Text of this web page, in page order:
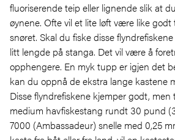
fluoriserende teip eller lignende slik at
øynene. Ofte vil et lite løft være like
snøret. Skal du fiske disse
litt lengde på stanga. Det vil være å
opphengere. En myk tupp er igjen det
kan du oppnå de ekstra lange
Disse flyndrefiskene kjemper godt,
medium havfiskestang rundt 30 pund
7000 (Ambassadeur) snelle med 0,25